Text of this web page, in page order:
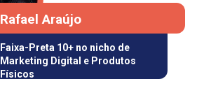
Rafael Araújo
Faixa-Preta 10+
no nicho de
Marketing Digital e Produtos
Físicos